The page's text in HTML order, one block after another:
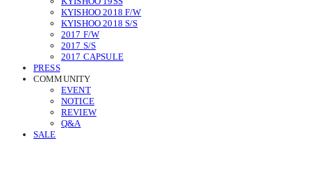
KYISHOO 2018 F/W
KYISHOO 2018 S/S
2017 F/W
2017 S/S
2017 CAPSULE
PRESS
COMMUNITY
EVENT
NOTICE
REVIEW
Q&A
SALE